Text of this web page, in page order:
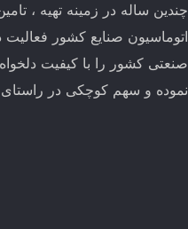
چندین ساله در زمینه تهیه ،
اتوماسیون صنایع کشور فعالیت
صنعتی کشور را با کیفیت
نموده و سهم کوچکی در راستای